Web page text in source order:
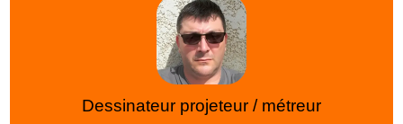
Dessinateur projeteur / métreur